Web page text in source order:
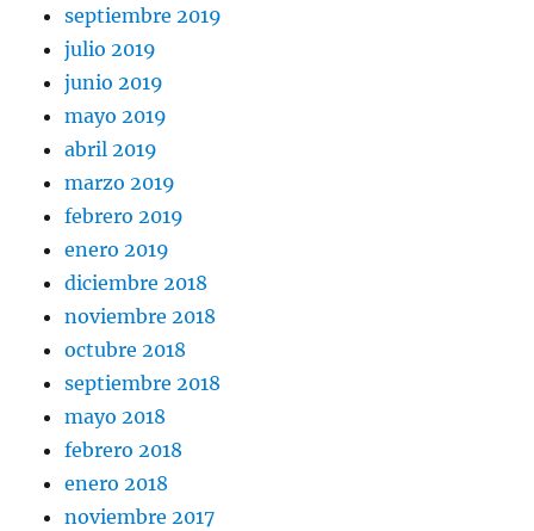
septiembre 2019
julio 2019
junio 2019
mayo 2019
abril 2019
marzo 2019
febrero 2019
enero 2019
diciembre 2018
noviembre 2018
octubre 2018
septiembre 2018
mayo 2018
febrero 2018
enero 2018
noviembre 2017